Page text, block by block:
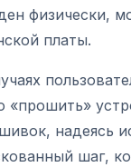
физически,
платы.
«прошить»
надеясь
шаг,